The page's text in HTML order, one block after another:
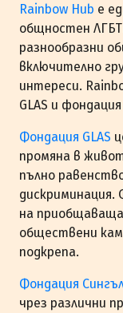
Rainbow Hub е
общностен
разнообразни
включително
интереси.
GLAS и
Фондация GLAS
промяна в
пълно
дискриминация.
на
обществени
подкрепа.
Фондация
чрез различни